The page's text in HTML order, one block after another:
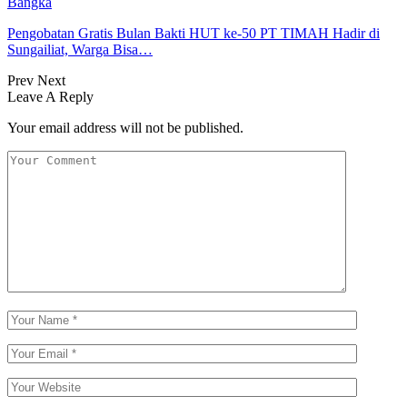
Pengobatan Gratis Bulan Bakti HUT ke-50 PT TIMAH Hadir di
Sungailiat, Warga Bisa…
Prev Next
Leave A Reply
Your email address will not be published.